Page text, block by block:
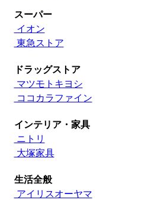
スーパー
イオン
東急ストア
ドラッグストア
マツモトキヨシ
ココカラファイン
インテリア・家具
ニトリ
大塚家具
生活全般
アイリスオーヤマ